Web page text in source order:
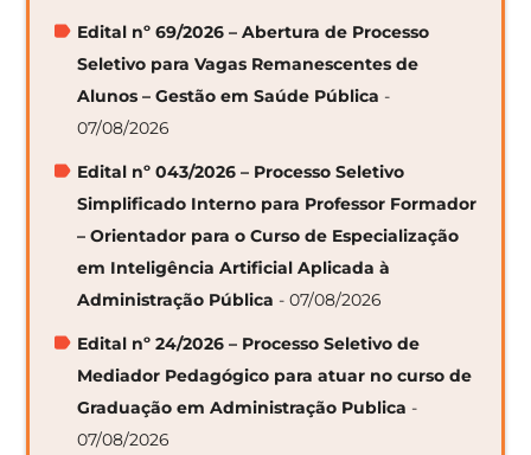
Edital nº 69/2026 – Abertura de Processo
Seletivo para Vagas Remanescentes de
Alunos – Gestão em Saúde Pública -
07/08/2026
Edital nº 043/2026 – Processo Seletivo
Simplificado Interno para Professor Formador
– Orientador para o Curso de Especialização
em Inteligência Artificial Aplicada à
Administração Pública - 07/08/2026
Edital nº 24/2026 – Processo Seletivo de
Mediador Pedagógico para atuar no curso de
Graduação em Administração Publica -
07/08/2026